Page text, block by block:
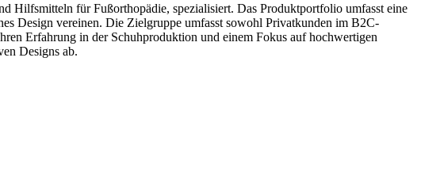
Hilfsmitteln für Fußorthopädie, spezialisiert. Das Produktportfolio umfasst eine
Design vereinen. Die Zielgruppe umfasst sowohl Privatkunden im B2C-
Erfahrung in der Schuhproduktion und einem Fokus auf hochwertigen
Designs ab.